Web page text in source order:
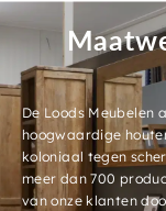
De Loods
hoogwaardige
koloniaal tegen
meer dan 700
van onze klanten